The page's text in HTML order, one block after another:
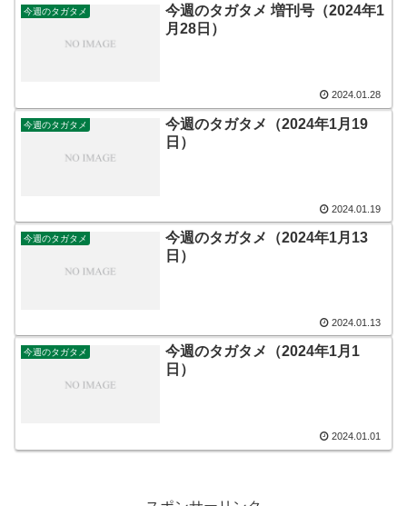
今週のタガタメ
今週のタガタメ 増刊号（2024年1
月28日）
2024.01.28
今週のタガタメ
今週のタガタメ（2024年1月19
日）
2024.01.19
今週のタガタメ
今週のタガタメ（2024年1月13
日）
2024.01.13
今週のタガタメ
今週のタガタメ（2024年1月1
日）
2024.01.01